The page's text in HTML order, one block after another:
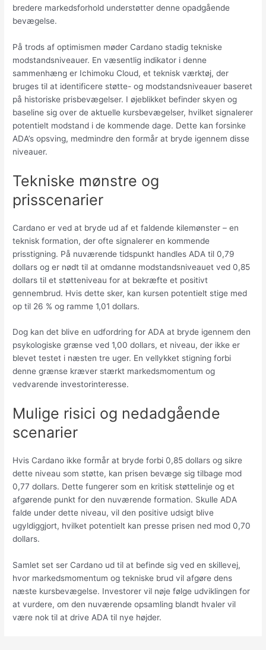
bredere markedsforhold understøtter denne opadgående
bevægelse.
På trods af optimismen møder Cardano stadig tekniske
modstandsniveauer. En væsentlig indikator i denne
sammenhæng er Ichimoku Cloud, et teknisk værktøj, der
bruges til at identificere støtte- og modstandsniveauer baseret
på historiske prisbevægelser. I øjeblikket befinder skyen og
baseline sig over de aktuelle kursbevægelser, hvilket signalerer
potentielt modstand i de kommende dage. Dette kan forsinke
ADA’s opsving, medmindre den formår at bryde igennem disse
niveauer.
Tekniske mønstre og
prisscenarier
Cardano er ved at bryde ud af et faldende kilemønster – en
teknisk formation, der ofte signalerer en kommende
prisstigning. På nuværende tidspunkt handles ADA til 0,79
dollars og er nødt til at omdanne modstandsniveauet ved 0,85
dollars til et støtteniveau for at bekræfte et positivt
gennembrud. Hvis dette sker, kan kursen potentielt stige med
op til 26 % og ramme 1,01 dollars.
Dog kan det blive en udfordring for ADA at bryde igennem den
psykologiske grænse ved 1,00 dollars, et niveau, der ikke er
blevet testet i næsten tre uger. En vellykket stigning forbi
denne grænse kræver stærkt markedsmomentum og
vedvarende investorinteresse.
Mulige risici og nedadgående
scenarier
Hvis Cardano ikke formår at bryde forbi 0,85 dollars og sikre
dette niveau som støtte, kan prisen bevæge sig tilbage mod
0,77 dollars. Dette fungerer som en kritisk støttelinje og et
afgørende punkt for den nuværende formation. Skulle ADA
falde under dette niveau, vil den positive udsigt blive
ugyldiggjort, hvilket potentielt kan presse prisen ned mod 0,70
dollars.
Samlet set ser Cardano ud til at befinde sig ved en skillevej,
hvor markedsmomentum og tekniske brud vil afgøre dens
næste kursbevægelse. Investorer vil nøje følge udviklingen for
at vurdere, om den nuværende opsamling blandt hvaler vil
være nok til at drive ADA til nye højder.